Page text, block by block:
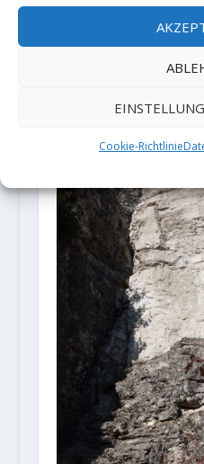
Cookie-Richtlinie
Video: THE
Projects with